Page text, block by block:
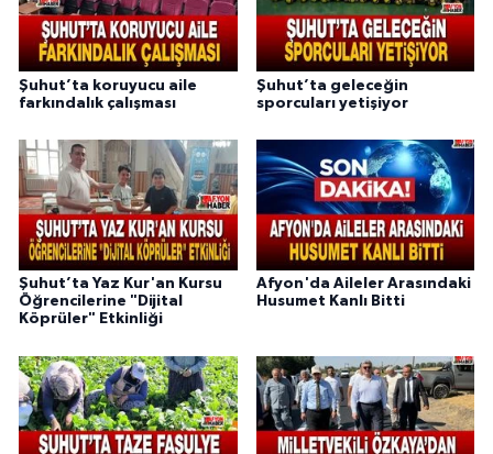
Şuhut’ta koruyucu aile
farkındalık çalışması
Şuhut’ta geleceğin
sporcuları yetişiyor
Şuhut’ta Yaz Kur'an Kursu
Öğrencilerine "Dijital
Köprüler" Etkinliği
Afyon'da Aileler Arasındaki
Husumet Kanlı Bitti